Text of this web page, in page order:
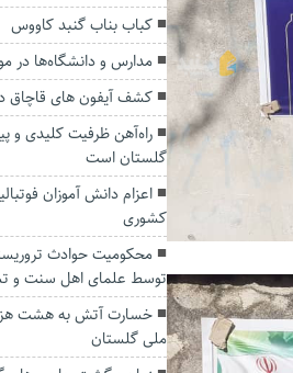
کباب بناب گنبد کاووس
مدارس و دانشگاه‌ها در
کشف آیفون های قاچاق
راه‌آهن ظرفیت کلیدی و
گلستان است
اعزام دانش آموزان
کشوری
محکومیت حوادث
توسط علمای اهل سنت و
خسارت آتش به هشت
ملی گلستان